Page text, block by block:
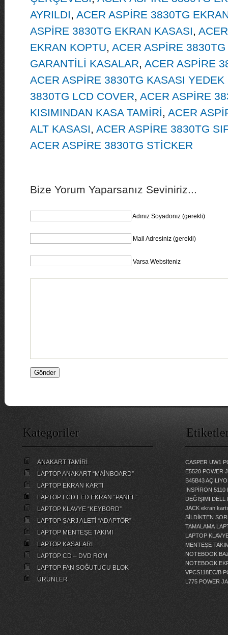
AYRILDI, ACER ASPİRE 3830TG
ASPİRE 3830TG EKRAN KASASI,
EKRAN KOPTU, ACER ASPİRE
GARANTİLİ KASALAR, ACER ASPİRE
ACER ASPİRE 3830TG KASASI YEDEK
3830TG LCD COVER, ACER ASPİRE
KISIMINDAN KASA TAMİRİ, ACER
ALT KASASI, ACER ASPİRE 3830TG
ACER ASPİRE 3830TG STİCKER
Bize Yorum Yaparsanız Seviniriz...
Adınız Soyadonız (gerekli)
Mail Adresiniz (gerekli)
Varsa Websiteniz
Kategoriler
ANAKART TAMİRİ
LAPTOP ANAKART “MAİNBOARD”
LAPTOP EKRAN KARTI
LAPTOP LCD LED EKRAN “PANEL”
LAPTOP KLAVYE “KEYBORD”
LAPTOP ŞARJ ALETİ “ADAPTÖR”
LAPTOP MENTEŞE TAKIMI
LAPTOP KASALARI
LAPTOP CD – DVD ROM
LAPTOP FAN SOĞUTUCU BLOK
ÜRÜNLER
CASPER UW1
E5520 POWER
B45B43
İNSPİRON
DEĞİŞİMİ
DELL
JACK ekran
SİLDİKTEN
TAMALAMA
LAPTOP
MENTEŞE
NOTEBOOK
NOTEBOOK
VPCS118EC/B
L775 POWER